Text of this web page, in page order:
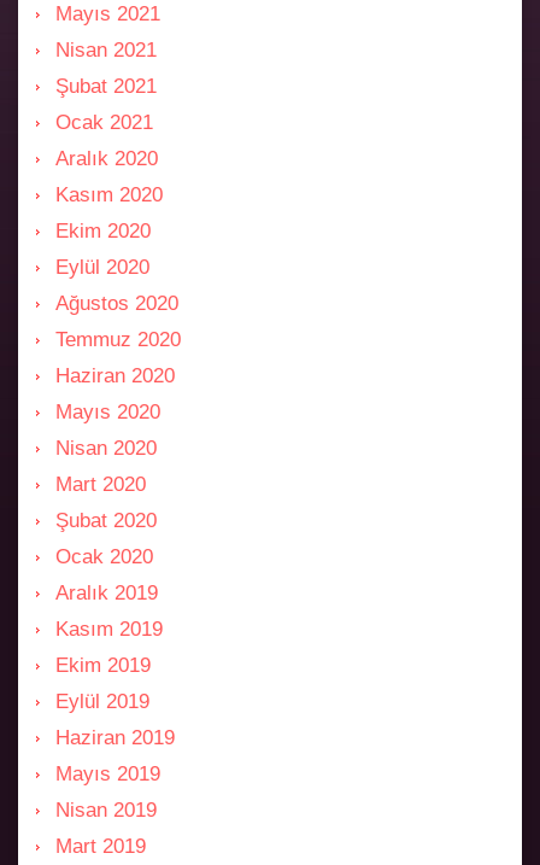
Mayıs 2021
Nisan 2021
Şubat 2021
Ocak 2021
Aralık 2020
Kasım 2020
Ekim 2020
Eylül 2020
Ağustos 2020
Temmuz 2020
Haziran 2020
Mayıs 2020
Nisan 2020
Mart 2020
Şubat 2020
Ocak 2020
Aralık 2019
Kasım 2019
Ekim 2019
Eylül 2019
Haziran 2019
Mayıs 2019
Nisan 2019
Mart 2019